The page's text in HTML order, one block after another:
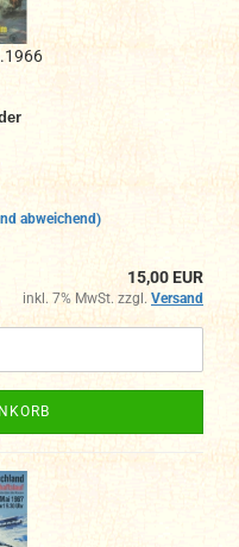
abweichend)
15,00 EUR
inkl. 7% MwSt. zzgl. Versand